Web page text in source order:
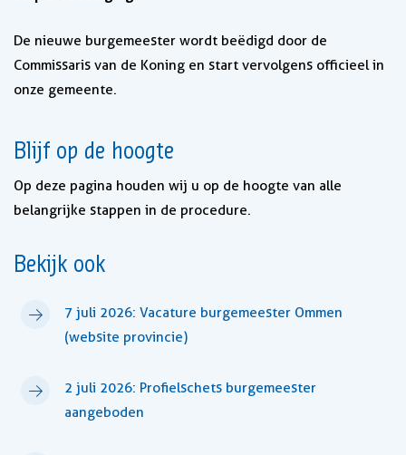
De nieuwe burgemeester wordt beëdigd door de
Commissaris van de Koning en start vervolgens officieel in
onze gemeente.
Blijf op de hoogte
Op deze pagina houden wij u op de hoogte van alle
belangrijke stappen in de procedure.
Bekijk ook
7 juli 2026: Vacature burgemeester Ommen
(website provincie)
2 juli 2026: Profielschets burgemeester
aangeboden